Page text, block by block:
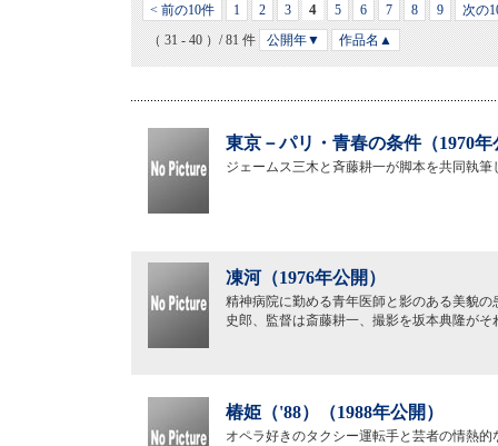
< 前の10件 1 2 3 4 5 6 7 8 9
次の
（ 31 - 40 ）/ 81 件
公開年▼ 作品名▲
東京－パリ・青春の条件（1970年
ジェームス三木と斉藤耕一が脚本を共同執
凍河（1976年公開）
精神病院に勤める青年医師と影のある美貌
史郎、監督は斎藤耕一、撮影を坂本典隆がそ
椿姫（'88）（1988年公開）
オペラ好きのタクシー運転手と芸者の情熱